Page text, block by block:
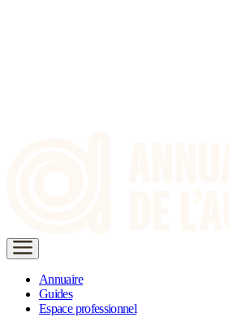
Annuaire
Guides
Espace professionnel